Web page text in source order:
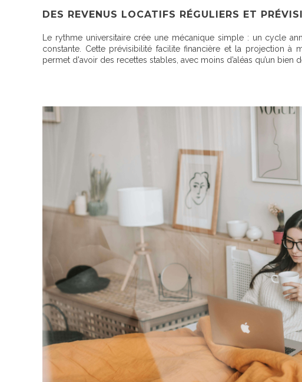
DES REVENUS LOCATIFS RÉGULIERS ET
Le rythme universitaire crée une mécanique simple : un cycle
constante. Cette prévisibilité facilite financière et la projection à
permet d'avoir des recettes stables, avec moins d’aléas qu’un bien